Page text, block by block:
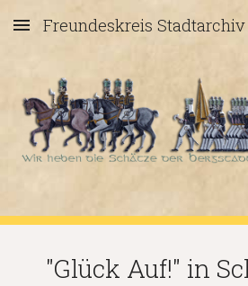
Skip to main content
Freundeskreis Stadtarchiv
"Glück Auf!" in